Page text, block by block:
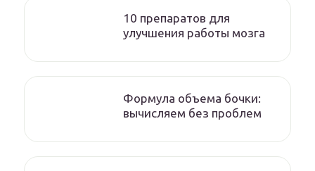
10 препаратов для
улучшения работы мозга
Формула объема бочки:
вычисляем без проблем